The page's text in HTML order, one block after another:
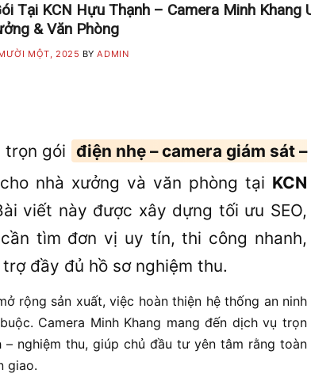
CONTINUE READING
Tại KCN Hựu Thạnh – Camera Minh Khang
& Văn Phòng
MỘT, 2025 BYADMIN
trọn gói điện nhẹ – camera giám sát –
cho nhà xưởng và văn phòng tại KCN
viết này được xây dựng tối ưu SEO,
tìm đơn vị uy tín, thi công nhanh,
đầy đủ hồ sơ nghiệm thu.
rộng sản xuất, việc hoàn thiện hệ thống an ninh
Camera Minh Khang mang đến dịch vụ trọn
nghiệm thu, giúp chủ đầu tư yên tâm rằng toàn
giao.